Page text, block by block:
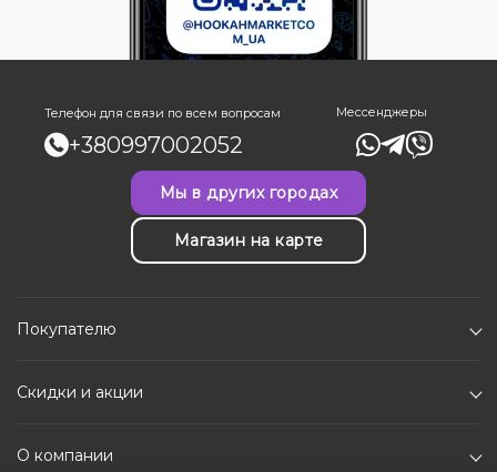
Телефон для связи по всем вопросам
+380997002052
Мессенджеры
Мы в других городах
Магазин на карте
Покупателю
Скидки и акции
О компании